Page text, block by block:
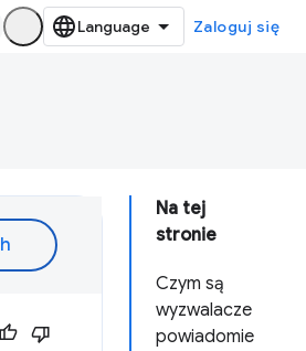
Zaloguj się
Na tej
stronie
Czym są
wyzwalacze
powiadomie